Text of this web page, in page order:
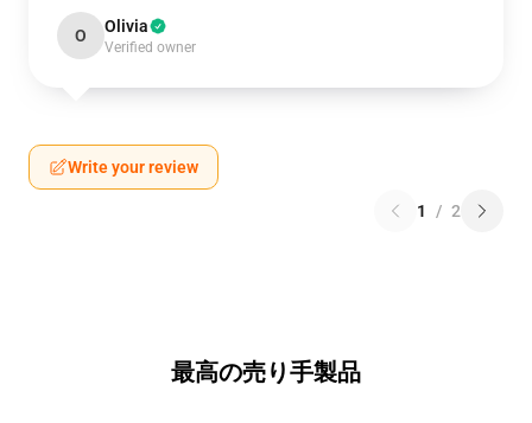
O Olivia
Verified owner
Write your review
1 / 2
最高の売り手製品